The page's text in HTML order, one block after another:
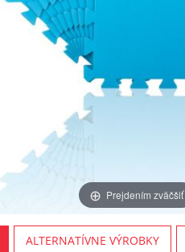
Prejdením zväčšiť
ALTERNATÍVNE VÝROBKY